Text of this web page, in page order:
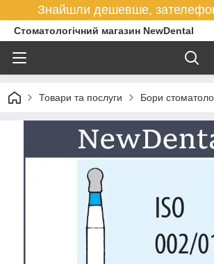
Знайшли дешевше,
Стоматологічний магазин NewDental
Товари та послуги Бори